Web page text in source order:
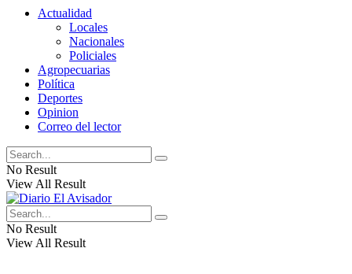
Actualidad
Locales
Nacionales
Policiales
Agropecuarias
Política
Deportes
Opinion
Correo del lector
No Result
View All Result
No Result
View All Result